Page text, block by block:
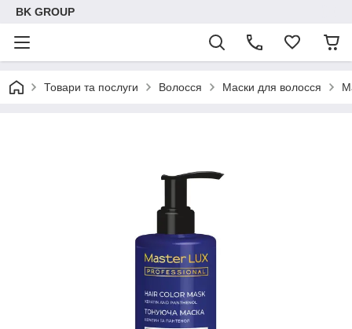
BK GROUP
Товари та послуги Волосся Маски для волосся